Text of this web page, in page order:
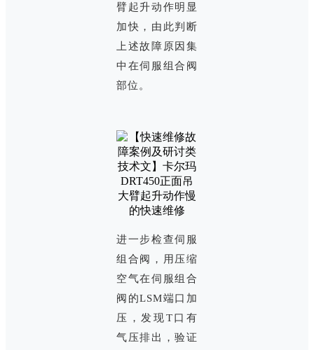
臂起升动作明显
加快，由此判断
上述故障原因集
中在伺服组合阀
部位。
进一步检查伺服
组合阀，用压缩
空气在伺服组合
阀的LSM端口加
压，发现T口有
气压排出，验证